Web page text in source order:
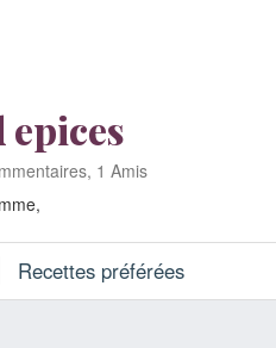
epices
1 Amis
Recettes préférées